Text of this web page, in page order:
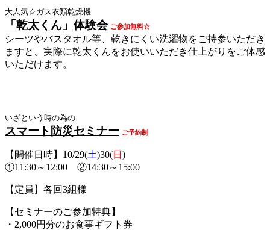
大人気☆ガス衣類乾燥機
「乾太くん」体験会 ご参加無料☆
シーツやバスタオル等、乾きにくい洗濯物をご持参いただき
ますと、実際に乾太くんをお使いいただき仕上がりをご体感
いただけます。
いざという時の為の
スマート防災セミナー ご予約制
【開催日時】10/29(土)30(日 )
①11:30～12:00 ②14:30～15:00
【定員】各回3組様
【セミナーのご参加特典】
・2,000円分のお食事ギフト券